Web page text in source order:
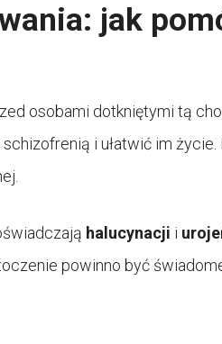
jak
osobami dotkniętymi tą
i ułatwić im
halucynacji i
powinno być